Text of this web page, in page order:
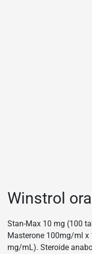
Winstrol
Stan-Max 10 mg (100
Masterone 100mg/ml x
mg/mL). Steroide